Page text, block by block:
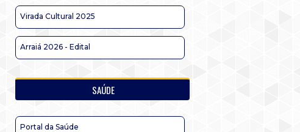
Virada Cultural 2025
Arraiá 2026 - Edital
SAÚDE
Portal da Saúde